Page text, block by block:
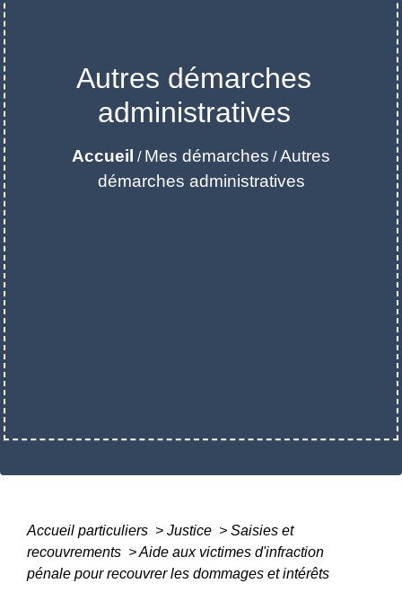
Autres démarches
administratives
Accueil / Mes démarches /Autres
démarches administratives
Accueil particuliers > Justice > Saisies et
recouvrements >Aide aux victimes d'infraction
pénale pour recouvrer les dommages et intérêts